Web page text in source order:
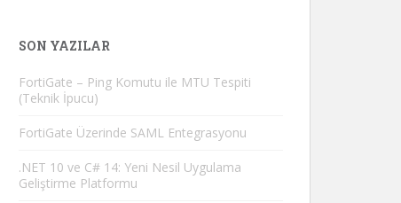
SON YAZILAR
FortiGate – Ping Komutu ile MTU Tespiti
(Teknik İpucu)
FortiGate Üzerinde SAML Entegrasyonu
.NET 10 ve C# 14: Yeni Nesil Uygulama
Geliştirme Platformu